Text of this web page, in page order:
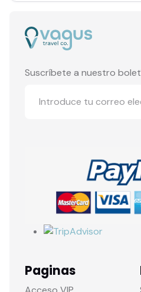
Suscríbete a nuestro
Paginas